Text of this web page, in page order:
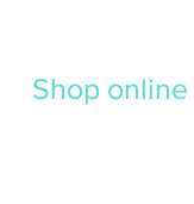
Shop online